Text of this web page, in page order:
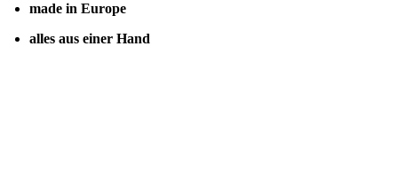
made in Europe
alles aus einer Hand